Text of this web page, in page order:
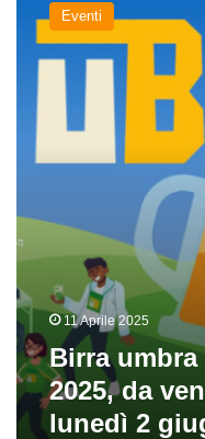
festa
con
Ubeer
venerdì
lunedì
giugno
a
Perugia
Eventi
11 Aprile 2025
Birra
2025, da
lunedì 2